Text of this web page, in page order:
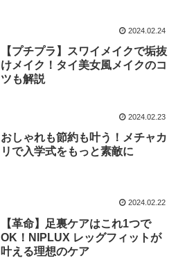
2024.02.24
【プチプラ】スワイメイクで垢抜
けメイク！タイ美女風メイクのコ
ツも解説
2024.02.23
おしゃれも節約も叶う！メチャカ
リで入学式をもっと素敵に
2024.02.22
【革命】足裏ケアはこれ1つで
OK！NIPLUX レッグフィットが
叶える理想のケア